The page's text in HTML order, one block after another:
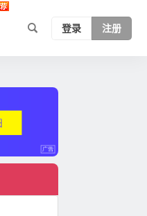
登录 注册